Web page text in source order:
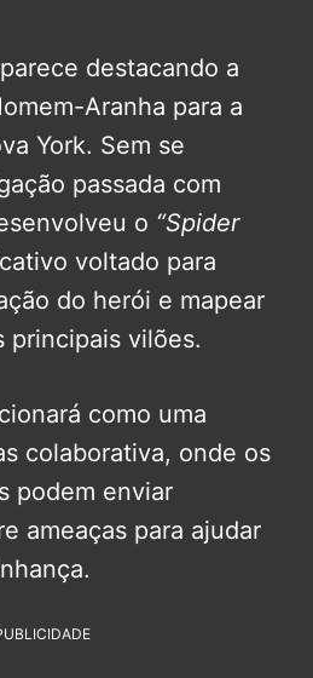
destacando a
Aranha para a
York. Sem se
passada com
o “Spider
voltado para
do herói e mapear
principais vilões.
como uma
colaborativa, onde os
podem enviar
ameaças para ajudar